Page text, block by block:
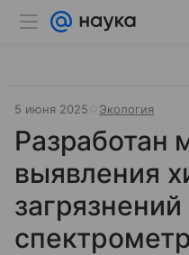
5 июня 2025 Экология
Разработан
выявления